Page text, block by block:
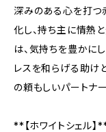
深みのある心を打つ
化し、持ち主に情熱
は、気持ちを豊かに
レスを和らげる助け
の頼もしいパートナー
**【ホワイトシェル】